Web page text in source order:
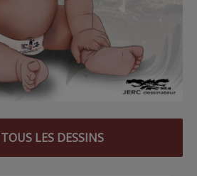
LES DESSINS